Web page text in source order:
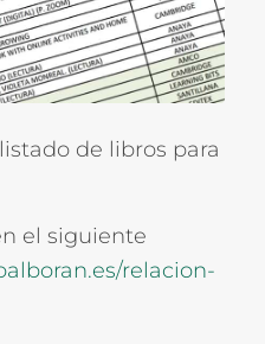
de libros para
el siguiente
relacion-